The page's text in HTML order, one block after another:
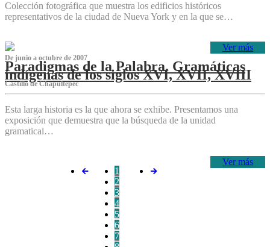
Colección fotográfica que muestra los edificios históricos
representativos de la ciudad de Nueva York y en la que se…
Ver más
De junio a octubre de 2007
Paradigmas de la Palabra. Gramáticas
indígenas de los siglos XVI, XVII, XVIII
Castillo de Chapultepec
Esta larga historia es la que ahora se exhibe. Presentamos una
exposición que demuestra que la búsqueda de la unidad
gramatical…
Ver más
1
2
3
4
5
6
7